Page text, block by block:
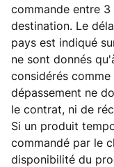
commande entre
destination. Le
pays est indiqué
ne sont donnés
considérés
dépassement ne
le contrat, ni de
Si un produit
commandé par le
disponibilité du